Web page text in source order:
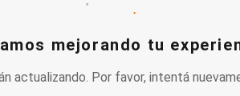
mejorando tu
actualizando. Por favor, intentá